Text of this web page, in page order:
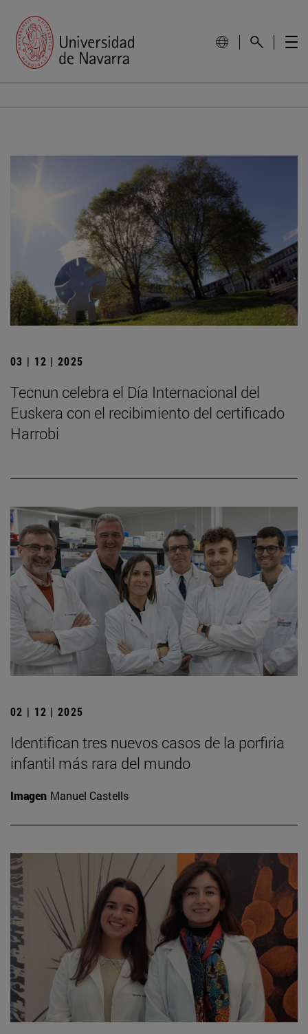
03 | 12 | 2025
Tecnun celebra el Día Internacional del
Euskera con el recibimiento del certificado
Harrobi
02 | 12 | 2025
Identifican tres nuevos casos de la porfiria
infantil más rara del mundo
Imagen Manuel Castells